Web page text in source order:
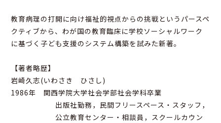
教育病理の打開に向け福祉的視点からの挑戦というパースペ
クティブから、わが国の教育臨床に学校ソーシャルワーク
に基づく子ども支援のシステム構築を試みた新著。
【著者略歴】
岩崎久志(いわさき ひさし)
1986年 関西学院大学社会学部社会学科卒業
出版社勤務，民間フリースペース・スタッフ，
公立教育センター・相談員，スクールカウン